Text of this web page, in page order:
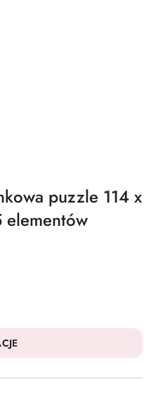
puzzle 114 x
elementów